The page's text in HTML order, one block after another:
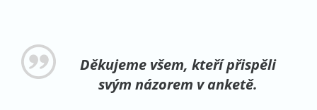
Děkujeme všem, kteří přispěli
svým názorem v anketě.